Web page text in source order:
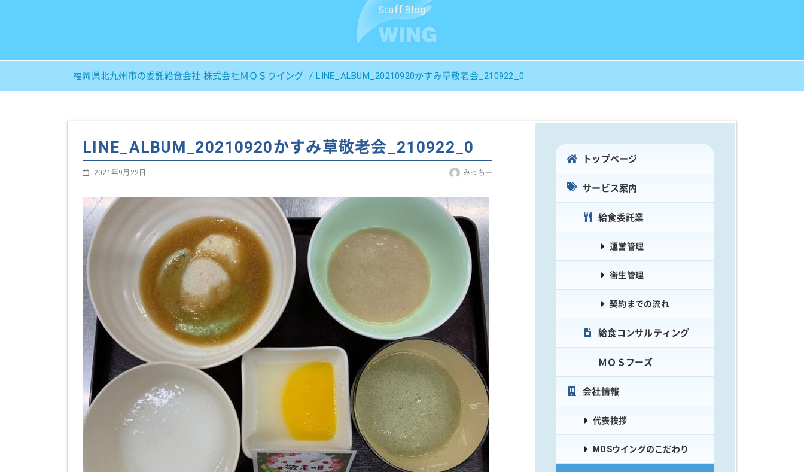
Staff Blog
福岡県北九州市の委託給食会社 株式会社ＭＯＳウイング LINE_ALBUM_20210920かすみ草敬老会_210922_0
LINE_ALBUM_20210920かすみ草敬老会_210922_0
2021年9月22日 みっちー
トップページ
サービス案内
給食委託業
運営管理
衛生管理
契約までの流れ
給食コンサルティング
ＭＯＳフーズ
会社情報
代表挨拶
MOSウイングのこだわり